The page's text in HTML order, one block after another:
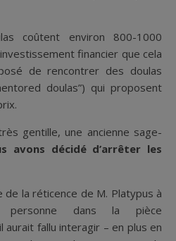
coûtent environ 800-1000
financier que cela
de rencontrer des doulas
doulas”) qui proposent
gentille, une ancienne sage-
avons décidé d’arrêter les
de la réticence de M. Platypus à
personne dans la pièce
aurait fallu interagir – en plus en